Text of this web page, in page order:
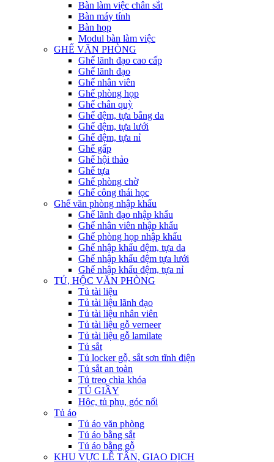
Bàn làm việc chân sắt
Bàn máy tính
Bàn họp
Modul bàn làm việc
GHẾ VĂN PHÒNG
Ghế lãnh đạo cao cấp
Ghế lãnh đạo
Ghế nhân viên
Ghế phòng họp
Ghế chân quỳ
Ghế đệm, tựa bằng da
Ghế đệm, tựa lưới
Ghế đệm, tựa nỉ
Ghế gấp
Ghế hội thảo
Ghế tựa
Ghế phòng chờ
Ghế công thái học
Ghế văn phòng nhập khẩu
Ghế lãnh đạo nhập khẩu
Ghế nhân viên nhập khẩu
Ghế phòng họp nhập khẩu
Ghế nhập khẩu đệm, tựa da
Ghế nhập khẩu đệm tựa lưới
Ghế nhập khẩu đệm, tựa nỉ
TỦ, HỘC VĂN PHÒNG
Tủ tài liệu
Tủ tài liệu lãnh đạo
Tủ tài liệu nhân viên
Tủ tài liệu gỗ verneer
Tủ tài liệu gỗ lamilate
Tủ sắt
Tủ locker gỗ, sắt sơn tĩnh điện
Tủ sắt an toàn
Tủ treo chìa khóa
TỦ GIẦY
Hộc, tủ phụ, góc nối
Tủ áo
Tủ áo văn phòng
Tủ áo bằng sắt
Tủ áo bằng gỗ
KHU VỰC LỄ TÂN, GIAO DỊCH